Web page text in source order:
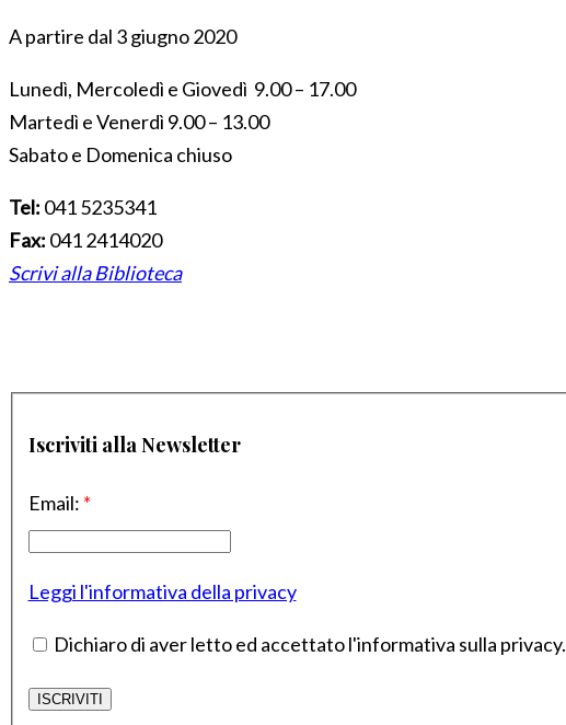
A partire dal 3 giugno 2020
Lunedì, Mercoledì e Giovedì 9.00 – 17.00
Martedì e Venerdì 9.00 – 13.00
Sabato e Domenica chiuso
Tel: 041 5235341
Fax: 041 2414020
Scrivi alla Biblioteca
Iscriviti alla Newsletter
Email: *
Leggi l'informativa della privacy
Dichiaro di aver letto ed accettato l'informativa sulla privacy.